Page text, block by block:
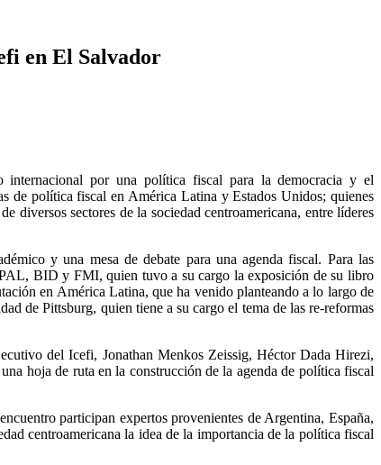
en El Salvador
internacional por una política fiscal para la democracia y el
de política fiscal en América Latina y Estados Unidos; quienes
diversos sectores de la sociedad centroamericana, entre líderes
y una mesa de debate para una agenda fiscal. Para las
BID y FMI, quien tuvo a su cargo la exposición de su libro
en América Latina, que ha venido planteando a lo largo de
de Pittsburg, quien tiene a su cargo el tema de las re-reformas
del Icefi, Jonathan Menkos Zeissig, Héctor Dada Hirezi,
hoja de ruta en la construcción de la agenda de política fiscal
participan expertos provenientes de Argentina, España,
centroamericana la idea de la importancia de la política fiscal